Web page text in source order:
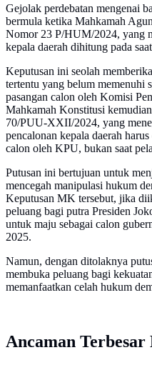
Gejolak perdebatan mengenai
bermula ketika Mahkamah
Nomor 23 P/HUM/2024, yang
kepala daerah dihitung pada
Keputusan ini seolah
tertentu yang belum memenuhi
pasangan calon oleh Komisi
Mahkamah Konstitusi
70/PUU-XXII/2024, yang
pencalonan kepala daerah
calon oleh KPU, bukan saat
Putusan ini bertujuan untuk
mencegah manipulasi hukum
Keputusan MK tersebut, jika
peluang bagi putra Presiden
untuk maju sebagai calon
2025.
Namun, dengan ditolaknya
membuka peluang bagi
memanfaatkan celah hukum
Ancaman Terbesar